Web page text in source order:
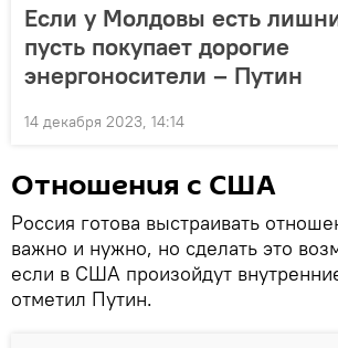
Если у Молдовы есть
пусть покупает дорогие
энергоносители – Путин
14 декабря 2023, 14:14
Отношения с США
Россия готова выстраивать
важно и нужно, но сделать это
если в США произойдут
отметил Путин.